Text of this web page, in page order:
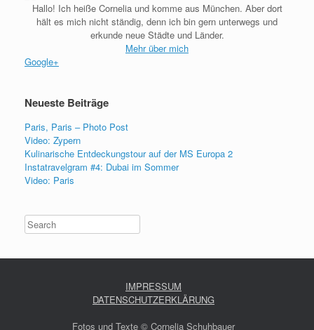
Hallo! Ich heiße Cornelia und komme aus München. Aber dort
hält es mich nicht ständig, denn ich bin gern unterwegs und
erkunde neue Städte und Länder.
Mehr über mich
Google+
Neueste Beiträge
Paris, Paris – Photo Post
Video: Zypern
Kulinarische Entdeckungstour auf der MS Europa 2
Instatravelgram #4: Dubai im Sommer
Video: Paris
Search
IMPRESSUM
DATENSCHUTZERKLÄRUNG
Fotos und Texte © Cornelia Schuhbauer